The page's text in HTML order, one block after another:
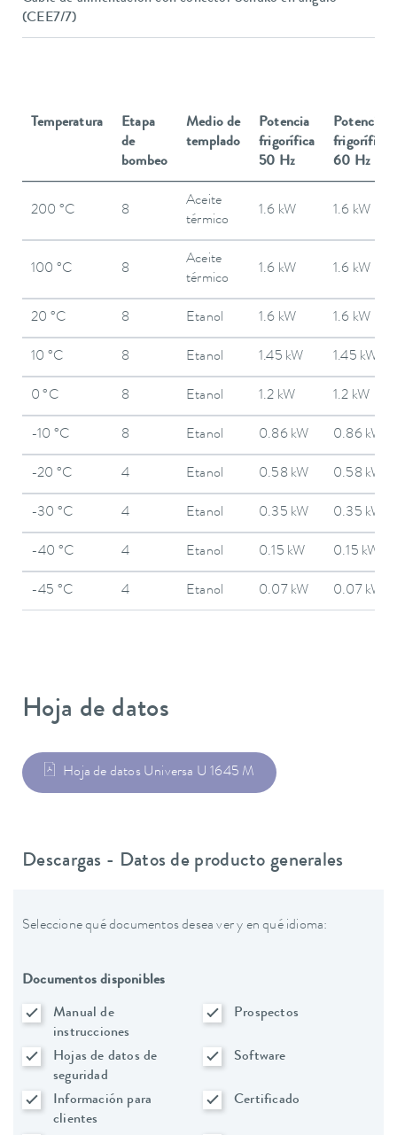
(CEE7/7)
Temperatura
Etapa
de
bombeo
Medio de
templado
Potencia
frigorífica
50 Hz
Potencia
frigorífica
60 Hz
200 °C 8
Aceite
térmico
1.6 kW 1.6 kW
100 °C 8
Aceite
térmico
1.6 kW 1.6 kW
20 °C 8 Etanol 1.6 kW 1.6 kW
10 °C 8 Etanol 1.45 kW 1.45 kW
0 °C 8 Etanol 1.2 kW 1.2 kW
-10 °C 8 Etanol 0.86 kW 0.86 kW
-20 °C 4 Etanol 0.58 kW 0.58 kW
-30 °C 4 Etanol 0.35 kW 0.35 kW
-40 °C 4 Etanol 0.15 kW 0.15 kW
-45 °C 4 Etanol 0.07 kW 0.07 kW
Hoja de datos
Hoja de datos Universa U 1645 M
Descargas - Datos de producto generales
Seleccione qué documentos desea ver y en qué idioma:
Documentos disponibles
Manual de
instrucciones
Prospectos
Hojas de datos de
seguridad
Software
Información para
clientes
Certificado